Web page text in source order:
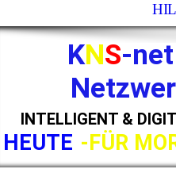
KNS-
INTELLIGENT &
HEUTE -FÜR